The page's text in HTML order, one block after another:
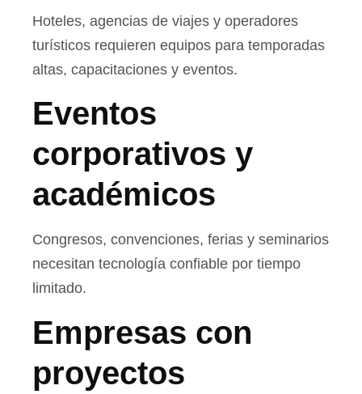
Hoteles, agencias de viajes y operadores
turísticos requieren equipos para temporadas
altas, capacitaciones y eventos.
Eventos
corporativos y
académicos
Congresos, convenciones, ferias y seminarios
necesitan tecnología confiable por tiempo
limitado.
Empresas con
proyectos